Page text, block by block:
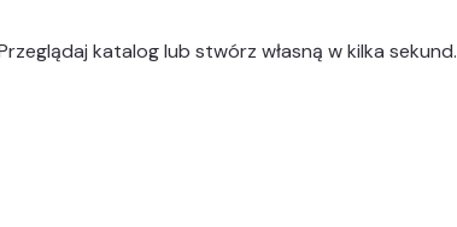
katalog lub stwórz własną w kilka sekund.